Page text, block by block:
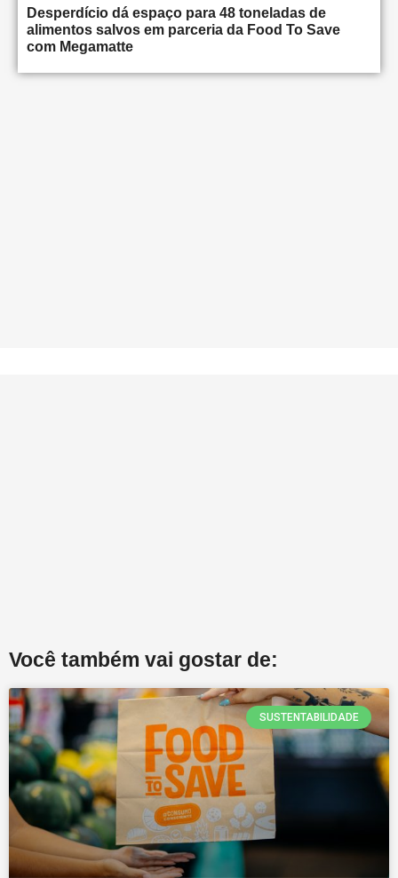
Desperdício dá espaço para 48 toneladas de
alimentos salvos em parceria da Food To Save
com Megamatte
Você também vai gostar de:
SUSTENTABILIDADE